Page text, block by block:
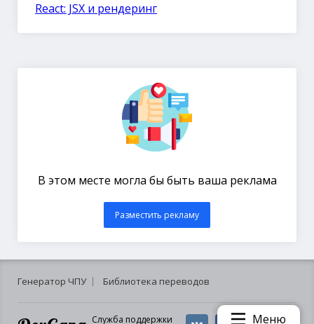
React: JSX и рендеринг
В этом месте могла бы быть ваша реклама
Разместить рекламу
Генератор ЧПУ Библиотека переводов
Служба поддержки Меню